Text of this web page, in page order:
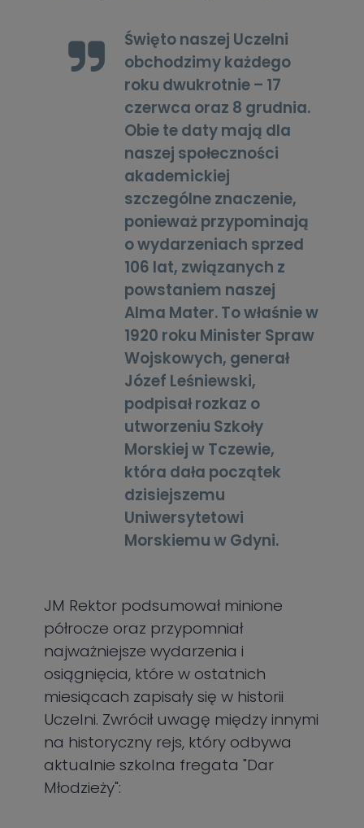
Święto naszej Uczelni
obchodzimy każdego
roku dwukrotnie – 17
czerwca oraz 8 grudnia.
Obie te daty mają dla
naszej społeczności
akademickiej
szczególne znaczenie,
ponieważ przypominają
o wydarzeniach sprzed
106 lat, związanych z
powstaniem naszej
Alma Mater. To właśnie w
1920 roku Minister Spraw
Wojskowych, generał
Józef Leśniewski,
podpisał rozkaz o
utworzeniu Szkoły
Morskiej w Tczewie,
która dała początek
dzisiejszemu
Uniwersytetowi
Morskiemu w Gdyni.
JM Rektor podsumował minione
półrocze oraz przypomniał
najważniejsze wydarzenia i
osiągnięcia, które w ostatnich
miesiącach zapisały się w historii
Uczelni. Zwrócił uwagę między innymi
na historyczny rejs, który odbywa
aktualnie szkolna fregata "Dar
Młodzieży":